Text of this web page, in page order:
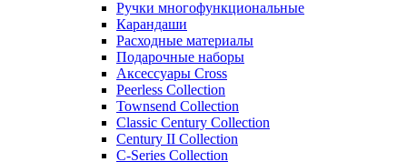
Ручки многофункциональные
Карандаши
Расходные материалы
Подарочные наборы
Аксессуары Cross
Peerless Collection
Townsend Collection
Classic Century Collection
Century II Collection
C-Series Collection